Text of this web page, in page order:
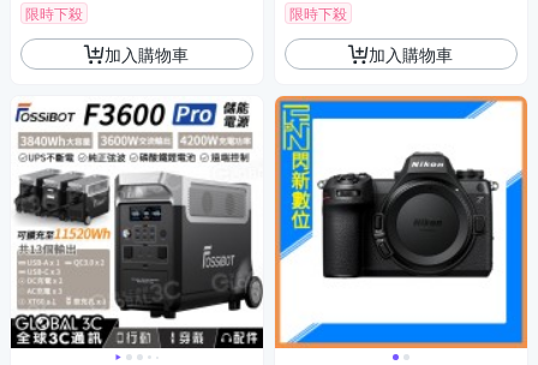
限時下殺
加入購物車
限時下殺
加入購物車